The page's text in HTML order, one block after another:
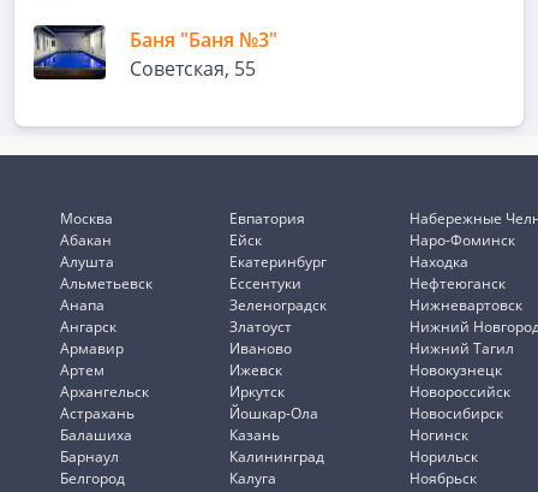
Баня "Баня №3"
Советская, 55
Москва
Абакан
Алушта
Альметьевск
Анапа
Ангарск
Армавир
Артем
Архангельск
Астрахань
Балашиха
Барнаул
Белгород
Евпатория
Ейск
Екатеринбург
Ессентуки
Зеленоградск
Златоуст
Иваново
Ижевск
Иркутск
Йошкар-Ола
Казань
Калининград
Калуга
Набережные
Наро-Фоминск
Находка
Нефтеюганск
Нижневартовск
Нижний
Нижний Тагил
Новокузнецк
Новороссийск
Новосибирск
Ногинск
Норильск
Ноябрьск